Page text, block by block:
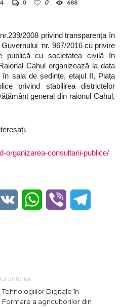
0 0 688
2008 privind transparența în
nr. 967/2016 cu privire
publică cu societatea civilă în
Cahul organizează la data
sala de ședințe, etajul II, Piața
privind stabilirea districtelor
general din raionul Cahul,
organizarea-consultarii-publice/
VK WhatsApp
Viber
anterior
Digitale în
Formare a agricultorilor din